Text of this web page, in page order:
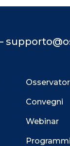
Convegni
Webinar
Programmi